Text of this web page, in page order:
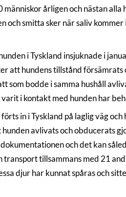
människor årligen och nästan
och smitta sker när saliv
i Tyskland insjuknade i
att hundens tillstånd
som bodde i samma hushåll
varit i kontakt med hunden har
in i Tyskland på laglig väg
avlivats och obducerats
och det kan
transport tillsammans med 21
djur har kunnat spåras och